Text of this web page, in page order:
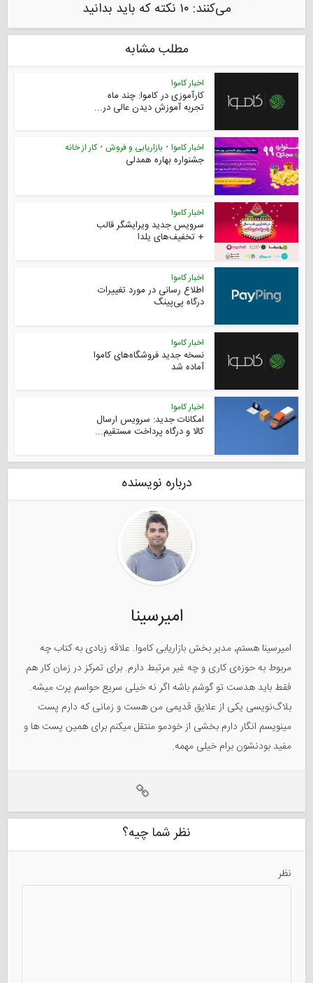
می‌کنند: ۱۰ نکته که باید بدانید
مطلب مشابه
اخبار کاموا
کارآموزی در کاموا: چند ماه
تجربه آموزش دیدن عالی در...
اخبار کاموا • بازاریابی و فروش • کار از خانه
جشنواره بهاره همدلی
اخبار کاموا
سرویس جدید ویرایشگر قالب
+‌ تخفیف‌های یلدا
اخبار کاموا
اطلاع رسانی در مورد تغییرات
درگاه پی‌پینگ
اخبار کاموا
نسخه جدید فروشگاه‌های کاموا
آماده شد
اخبار کاموا
امکانات جدید: سرویس ارسال
کالا و درگاه پرداخت مستقیم...
درباره نویسنده
امیرسینا
امیرسینا هستم٬ مدیر بخش بازاریابی کاموا. علاقه زیادی به کتاب چه
مربوط به حوزه‌ی کاری و چه غیر مرتبط دارم. برای تمرکز در زمان کار هم
فقط باید هدست تو گوشم باشه اگر نه خیلی سریع حواسم پرت میشه.
بلاگ‌نویسی یکی از علایق قدیمی من هست و زمانی که دارم پست
مینویسم انگار دارم بخشی از خودمو منتقل میکنم برای همین پست ها و
مفید بودنشون برام خیلی مهمه.
نظر شما چیه؟
نظر